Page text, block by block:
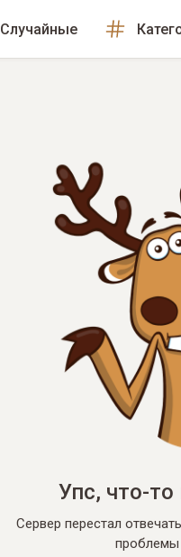
Случайные
Упс, что-
Сервер перестал
проблемы